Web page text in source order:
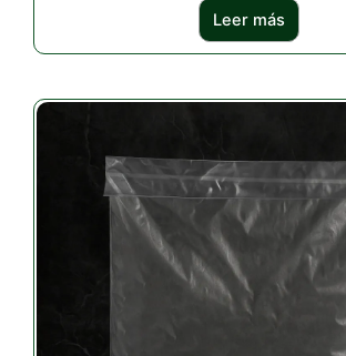
Leer más